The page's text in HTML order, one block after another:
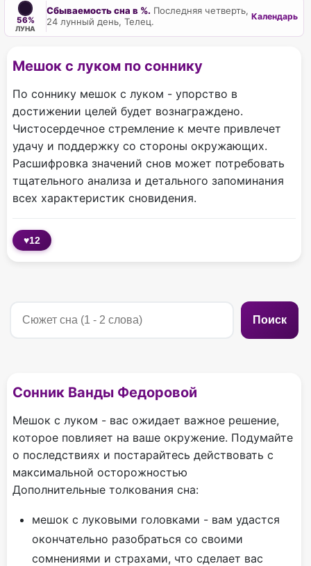
56%
ЛУНА
Сбываемость сна в %. Последняя четверть,
24 лунный день, Телец.
Календарь
Мешок с луком по соннику
По соннику мешок с луком - упорство в
достижении целей будет вознаграждено.
Чистосердечное стремление к мечте привлечет
удачу и поддержку со стороны окружающих.
Расшифровка значений снов может потребовать
тщательного анализа и детального запоминания
всех характеристик сновидения.
♥12
Поиск
Сонник Ванды Федоровой
Мешок с луком - вас ожидает важное решение,
которое повлияет на ваше окружение. Подумайте
о последствиях и постарайтесь действовать с
максимальной осторожностью
Дополнительные толкования сна:
мешок с луковыми головками - вам удастся
окончательно разобраться со своими
сомнениями и страхами, что сделает вас